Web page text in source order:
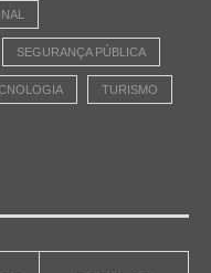
SEGURANÇA PÚBLICA
TURISMO